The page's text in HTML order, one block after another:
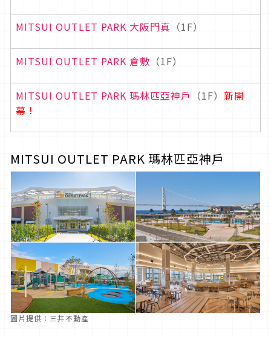
MITSUI OUTLET PARK 大阪門真 （1F）
MITSUI OUTLET PARK 倉敷 （1F）
MITSUI OUTLET PARK 瑪林匹亞神戶 （1F） 新開
幕！
MITSUI OUTLET PARK 瑪林匹亞神戶
圖片提供：三井不動產